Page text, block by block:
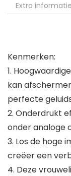
Extra informatie
Kenmerken:
1.
kan
perfecte
2. Onderdrukt
onder analoge
3. Los de hoge
creëer een
4. Deze